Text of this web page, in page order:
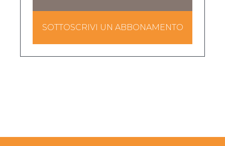
SOTTOSCRIVI UN ABBONAMENTO